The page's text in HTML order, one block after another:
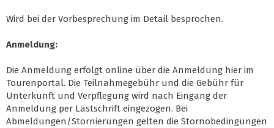
Wird bei der Vorbesprechung im Detail besprochen.
Anmeldung:
Die Anmeldung erfolgt online über die Anmeldung hier im
Tourenportal. Die Teilnahmegebühr und die Gebühr für
Unterkunft und Verpflegung wird nach Eingang der
Anmeldung per Lastschrift eingezogen. Bei
Abmeldungen/Stornierungen gelten die Stornobedingungen